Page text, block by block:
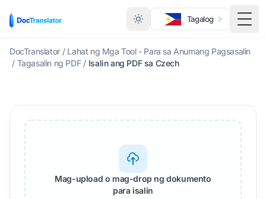
Tagalog
I-
DocTranslator / Lahat ng Mga Tool - Para sa Anumang Pagsasalin
/ Tagasalin ng PDF / Isalin ang PDF sa Czech
Mag-upload o mag-drop ng dokumento
para isalin